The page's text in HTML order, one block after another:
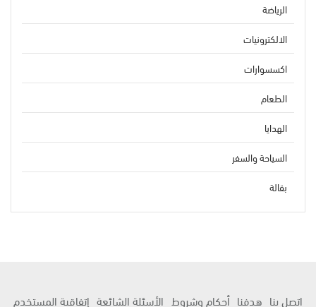
الرياضة
الالكترونيات
اكسسوارات
الطعام
الهدايا
السياحة والسفر
بقالة
اتصل بنا هدفنا أحكام وشروط الأسئلة الشائعة إتفاقية المستخدم